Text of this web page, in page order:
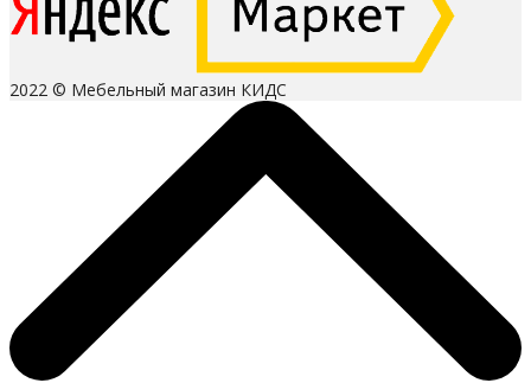
2022 © Мебельный магазин КИДС